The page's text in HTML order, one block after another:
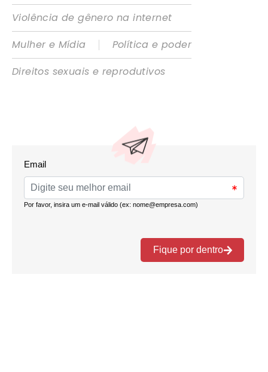
Violência de gênero na internet
Mulher e Mídia
|
Política e poder
Direitos sexuais e reprodutivos